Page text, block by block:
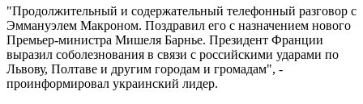
"Продолжительный и содержательный телефонный разговор с
Эммануэлем Макроном. Поздравил его с назначением нового
Премьер-министра Мишеля Барнье. Президент Франции
выразил соболезнования в связи с российскими ударами по
Львову, Полтаве и другим городам и громадам", -
проинформировал украинский лидер.